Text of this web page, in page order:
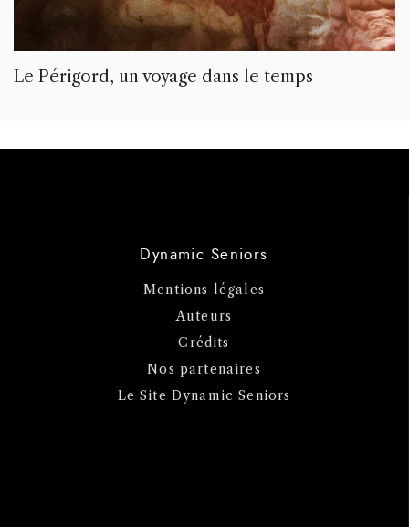
Le Périgord, un voyage dans le temps
Dynamic Seniors
Mentions légales
Auteurs
Crédits
Nos partenaires
Le Site Dynamic Seniors